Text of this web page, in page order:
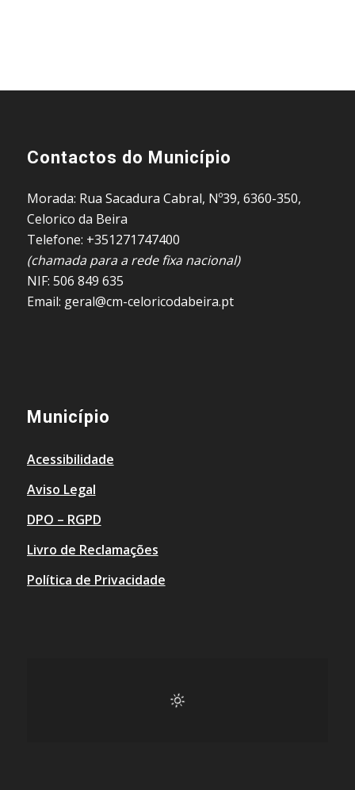
Contactos do Município
Morada: Rua Sacadura Cabral, Nº39, 6360-350,
Celorico da Beira
Telefone: +351271747400
(chamada para a rede fixa nacional)
NIF: 506 849 635
Email: geral@cm-celoricodabeira.pt
Município
Acessibilidade
Aviso Legal
DPO – RGPD
Livro de Reclamações
Política de Privacidade